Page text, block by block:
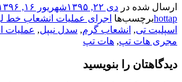
ارسال شده در دی ۲۲, ۱۳۹۵ شهریور ۱۶, ۱۳۹۶
hottapبرچسب‌ها اجرای عملیات انشعاب خط
اسپلیت تی, انشعاب گرم, سدل نیپل, عملیات
مجری هات تپ, هات تپ
دیدگاهتان را بنویسید